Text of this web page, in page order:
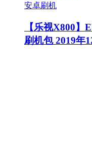
安卓刷机
【乐视X800】
刷机包 2019年